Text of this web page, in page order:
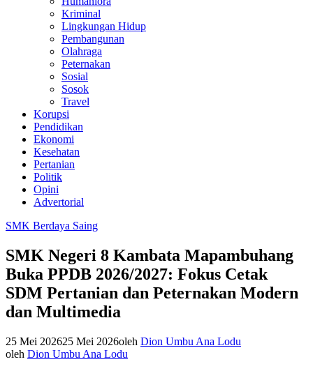
Kriminal
Lingkungan Hidup
Pembangunan
Olahraga
Peternakan
Sosial
Sosok
Travel
Korupsi
Pendidikan
Ekonomi
Kesehatan
Pertanian
Politik
Opini
Advertorial
SMK Berdaya Saing
SMK Negeri 8 Kambata Mapambuhang
Buka PPDB 2026/2027: Fokus Cetak
SDM Pertanian dan Peternakan Modern
dan Multimedia
25 Mei 202625 Mei 2026oleh Dion Umbu Ana Lodu
oleh Dion Umbu Ana Lodu